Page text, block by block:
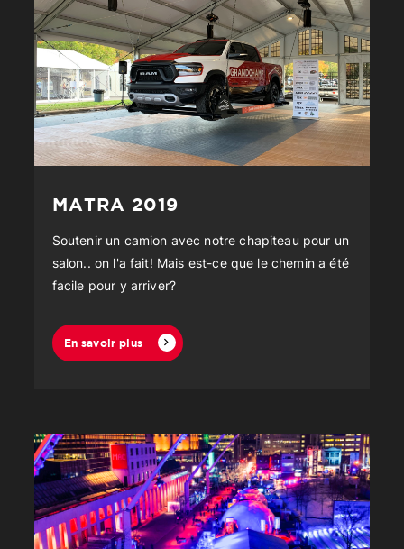
MATRA 2019
Soutenir un camion avec notre chapiteau pour un
salon.. on l'a fait! Mais est-ce que le chemin a été
facile pour y arriver?
En savoir plus